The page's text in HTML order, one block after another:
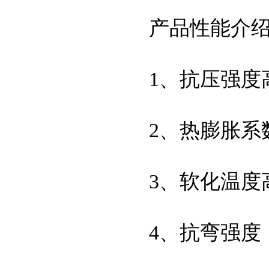
产品性能介
1、抗压强度
2、热膨胀系
3、软化温
4、抗弯强度